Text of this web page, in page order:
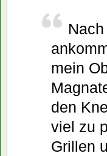
mein
den
viel zu
Grillen